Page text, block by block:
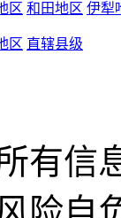
区 和田地区 伊犁
区 直辖县级
有信